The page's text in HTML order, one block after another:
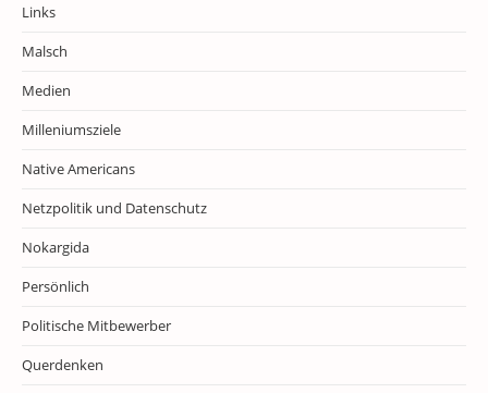
Links
Malsch
Medien
Milleniumsziele
Native Americans
Netzpolitik und Datenschutz
Nokargida
Persönlich
Politische Mitbewerber
Querdenken